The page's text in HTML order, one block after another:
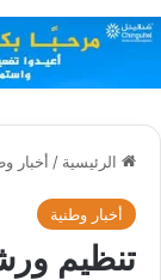
الرئيسية / أخبار
أخبار وطنية
تنظيم